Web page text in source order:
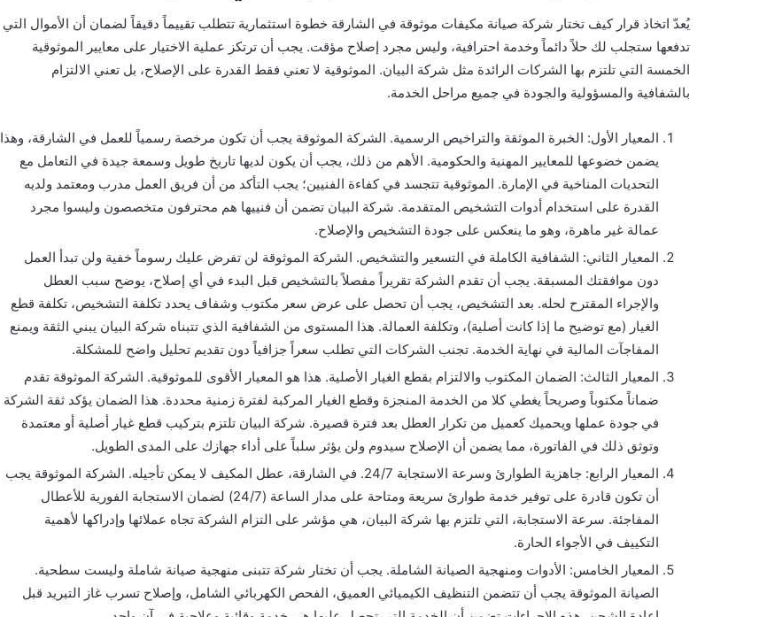
يُعدّ اتخاذ قرار كيف تختار شركة صيانة مكيفات موثوقة في الشارقة خطوة استثمارية تتطلب تقييماً دقيقاً لضمان أن الأموال التي
تدفعها ستجلب لك حلاً دائماً وخدمة احترافية، وليس مجرد إصلاح مؤقت. يجب أن ترتكز عملية الاختيار على معايير الموثوقية
الخمسة التي تلتزم بها الشركات الرائدة مثل شركة البيان. الموثوقية لا تعني فقط القدرة على الإصلاح، بل تعني الالتزام
بالشفافية والمسؤولية والجودة في جميع مراحل الخدمة.
المعيار الأول: الخبرة الموثقة والتراخيص الرسمية. الشركة الموثوقة يجب أن تكون مرخصة رسمياً للعمل في الشارقة، وهذا
يضمن خضوعها للمعايير المهنية والحكومية. الأهم من ذلك، يجب أن يكون لديها تاريخ طويل وسمعة جيدة في التعامل مع
التحديات المناخية في الإمارة. الموثوقية تتجسد في كفاءة الفنيين؛ يجب التأكد من أن فريق العمل مدرب ومعتمد ولديه
القدرة على استخدام أدوات التشخيص المتقدمة. شركة البيان تضمن أن فنييها هم محترفون متخصصون وليسوا مجرد
عمالة غير ماهرة، وهو ما ينعكس على جودة التشخيص والإصلاح.
المعيار الثاني: الشفافية الكاملة في التسعير والتشخيص. الشركة الموثوقة لن تفرض عليك رسوماً خفية ولن تبدأ العمل
دون موافقتك المسبقة. يجب أن تقدم الشركة تقريراً مفصلاً بالتشخيص قبل البدء في أي إصلاح، يوضح سبب العطل
والإجراء المقترح لحله. بعد التشخيص، يجب أن تحصل على عرض سعر مكتوب وشفاف يحدد تكلفة التشخيص، تكلفة قطع
الغيار (مع توضيح ما إذا كانت أصلية)، وتكلفة العمالة. هذا المستوى من الشفافية الذي تتبناه شركة البيان يبني الثقة ويمنع
المفاجآت المالية في نهاية الخدمة. تجنب الشركات التي تطلب سعراً جزافياً دون تقديم تحليل واضح للمشكلة.
المعيار الثالث: الضمان المكتوب والالتزام بقطع الغيار الأصلية. هذا هو المعيار الأقوى للموثوقية. الشركة الموثوقة تقدم
ضماناً مكتوباً وصريحاً يغطي كلا من الخدمة المنجزة وقطع الغيار المركبة لفترة زمنية محددة. هذا الضمان يؤكد ثقة الشركة
في جودة عملها ويحميك كعميل من تكرار العطل بعد فترة قصيرة. شركة البيان تلتزم بتركيب قطع غيار أصلية أو معتمدة
وتوثق ذلك في الفاتورة، مما يضمن أن الإصلاح سيدوم ولن يؤثر سلباً على أداء جهازك على المدى الطويل.
المعيار الرابع: جاهزية الطوارئ وسرعة الاستجابة 24/7. في الشارقة، عطل المكيف لا يمكن تأجيله. الشركة الموثوقة يجب
أن تكون قادرة على توفير خدمة طوارئ سريعة ومتاحة على مدار الساعة (24/7) لضمان الاستجابة الفورية للأعطال
المفاجئة. سرعة الاستجابة، التي تلتزم بها شركة البيان، هي مؤشر على التزام الشركة تجاه عملائها وإدراكها لأهمية
التكييف في الأجواء الحارة.
المعيار الخامس: الأدوات ومنهجية الصيانة الشاملة. يجب أن تختار شركة تتبنى منهجية صيانة شاملة وليست سطحية.
الصيانة الموثوقة يجب أن تتضمن التنظيف الكيميائي العميق، الفحص الكهربائي الشامل، وإصلاح تسرب غاز التبريد قبل